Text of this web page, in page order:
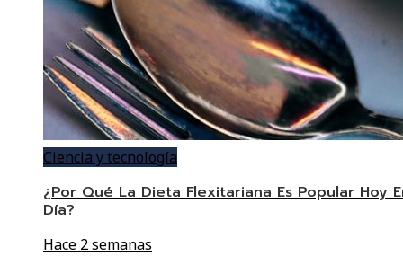
Ciencia y tecnología
¿Por Qué La Dieta Flexitariana Es Popular Hoy
Día?
Hace 2 semanas